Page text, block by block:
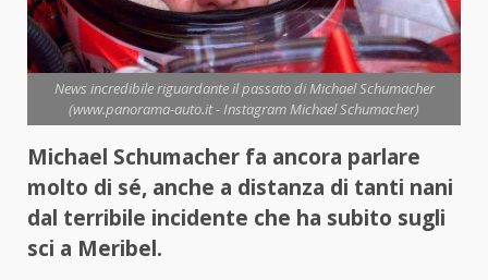
News incredibile riguardante il passato di Michael Schumacher
(www.panorama-auto.it - Instagram Michael Schumacher)
Michael Schumacher fa ancora parlare
molto di sé, anche a distanza di tanti nani
dal terribile incidente che ha subito sugli
sci a Meribel.